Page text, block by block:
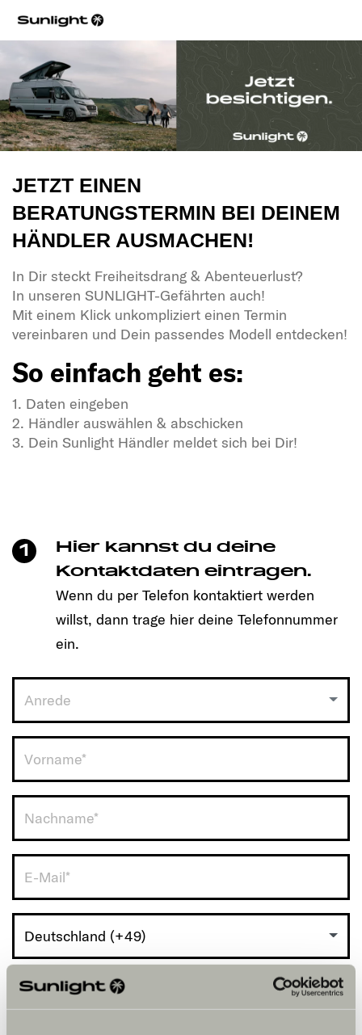
JETZT EINEN
BERATUNGSTERMIN BEI DEINEM
HÄNDLER AUSMACHEN!
In Dir steckt Freiheitsdrang & Abenteuerlust?
In unseren SUNLIGHT-Gefährten auch!
Mit einem Klick unkompliziert einen Termin
vereinbaren und Dein passendes Modell entdecken!
So einfach geht es:
1. Daten eingeben
2. Händler auswählen & abschicken
3. Dein Sunlight Händler meldet sich bei Dir!
So einfach geht es:
1. Daten eingeben
2. Händler auswählen & abschicken
3. Dein Sunlight Händler meldet sich bei Dir!
1
Hier kannst du deine
Kontaktdaten eintragen.
Wenn du per Telefon kontaktiert werden
willst, dann trage hier deine Telefonnummer
ein.
Anrede
Deutschland (+49)